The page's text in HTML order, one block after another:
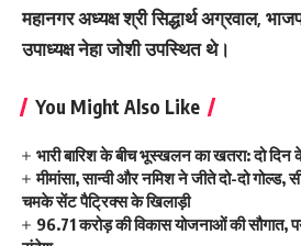
महानगर अध्यक्ष श्री सिद्धार्थ अग्रवाल,
उपाध्यक्ष नेहा जोशी उपस्थित थे।
You Might Also Like
भारी बारिश के बीच भूस्खलन का खतरा: दो दिन
मीमांसा, सान्वी और नमिश ने जीते दो-दो
चमके सेंट पैट्रिक्स के खिलाड़ी
96.71 करोड़ की विकास योजनाओं की सौगात,